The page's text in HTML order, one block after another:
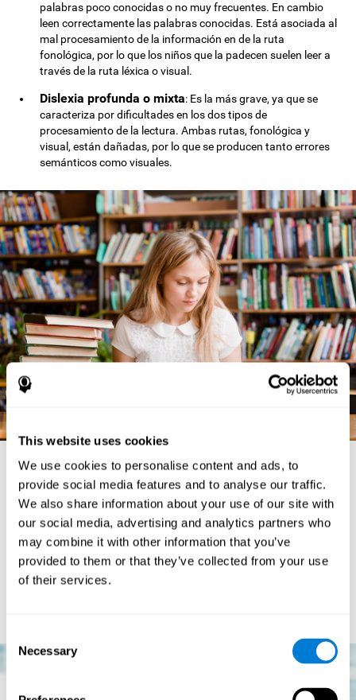
This website uses cookies
We use cookies to personalise content and ads, to
provide social media features and to analyse our traffic.
We also share information about your use of our site with
our social media, advertising and analytics partners who
may combine it with other information that you’ve
provided to them or that they’ve collected from your use
of their services.
Selection
Necessary
palabras poco conocidas o no muy frecuentes. En cambio
leen correctamente las palabras conocidas. Está asociada al
mal procesamiento de la información en de la ruta
fonológica, por lo que los niños que la padecen suelen leer a
través de la ruta léxica o visual.
Dislexia profunda o mixta: Es la más grave, ya que se
caracteriza por dificultades en los dos tipos de
procesamiento de la lectura. Ambas rutas, fonológica y
visual, están dañadas, por lo que se producen tanto errores
semánticos como visuales.
¿Cómo detectar la dislexia?
Atendiendo al área cognitiva, los casos de dislexia tienden a
presentar un mismopatrón de deterioro en habilidades como
la memoria de trabajo, pero también se detecta debilidad en
la velocidad de reacción, velocidad de procesamiento y
funciones ejecutivas.